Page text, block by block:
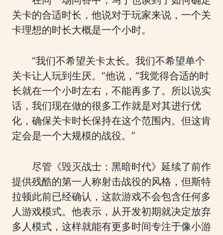
关卡的合适时长，他说对于玩家来说，一个关
卡理想的时长大概是一个小时。
“我们不希望关卡太长。我们不希望单个
关卡让人玩到生厌。”他说，“我觉得合适的时
长就在一个小时左右，不能再多了。所以说实
话，我们现在做的很多工作就是对其进行优
化，确保关卡时长保持在这个范围内。但这肯
定会是一个大规模的战役。”
尽管《毁灭战士：黑暗时代》延续了前作
提供残酷的第一人称射击战役的风格，但斯特
拉顿此前已经确认，这款游戏不会包含任何多
人游戏模式。他表示，从开发初期就决定放弃
多人模式，这样就能有更多时间专注于像小游